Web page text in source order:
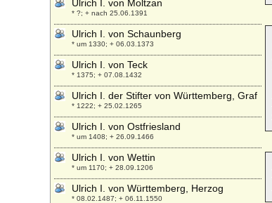
Ulrich I. von Moltzan
* ?; + nach 25.06.1391
Ulrich I. von Schaunberg
* um 1330; + 06.03.1373
Ulrich I. von Teck
* 1375; + 07.08.1432
Ulrich I. der Stifter von Württemberg, Graf
* 1222; + 25.02.1265
Ulrich I. von Ostfriesland
* um 1408; + 26.09.1466
Ulrich I. von Wettin
* um 1170; + 28.09.1206
Ulrich I. von Württemberg, Herzog
* 08.02.1487; + 06.11.1550